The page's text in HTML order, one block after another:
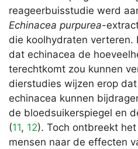
reageerbuisstudie werd
Echinacea purpurea-
die koolhydraten
dat echinacea de
terechtkomt zou kunnen
dierstudies wijzen erop
echinacea kunnen
de bloedsuikerspiegel en
(11, 12). Toch ontbreekt
mensen naar de effecten